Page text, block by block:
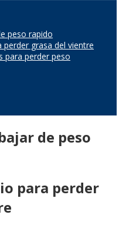
peso rapido
grasa del vientre
para perder peso
de peso
para perder